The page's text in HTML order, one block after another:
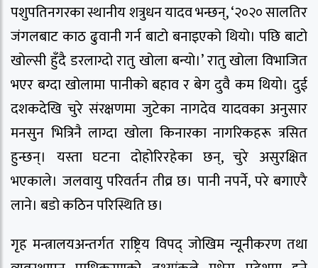
पशुपतिनगरका स्थानीय शत्रुधन यादव भन्छन्, ‘२०२० सालतिर
जंगलबाट काठ ढुवानी गर्न बाटो बनाइएको थियो। पछि बाटो
खोल्सी हुँदै डरलाग्दो रातु खोला बन्यो।’ रातु खोला विभाजित
भएर बग्दा खोलामा पानीको बहाव र बेग दुवै कम थियो। दुई
दशकदेखि चुरे संरक्षणमा जुटेका नागदेव यादवका अनुसार
मनसुन भित्रिनै लाग्दा खोला किनारका नागरिकहरू त्रसित
हुन्छन्। यस्ता घटना दोहोरिरहेका छन्, चुरे असुरक्षित
भएकाले। जलवायु परिवर्तन तीव्र छ। पानी नपर्ने, परे बगाएरै
लाने। बडो कठिन परिस्थिति छ।
गृह मन्त्रालयअन्तर्गत राष्ट्रिय विपद् जोखिम न्यूनीकरण तथा